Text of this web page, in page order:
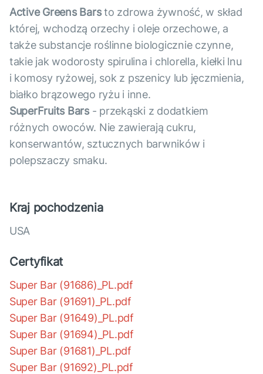
Active Greens Barsto zdrowa żywność, w skład
której, wchodzą orzechy i oleje orzechowe, a
także substancje roślinne biologicznie czynne,
takie jak wodorosty spirulina i chlorella, kiełki lnu
i komosy ryżowej, sok z pszenicy lub jęczmienia,
białko brązowego ryżu i inne.
SuperFruits Bars- przekąski z dodatkiem
różnych owoców. Nie zawierają cukru,
konserwantów, sztucznych barwników i
polepszaczy smaku.
Kraj pochodzenia
USA
Certyfikat
Super Bar (91686)_PL.pdf
Super Bar (91691)_PL.pdf
Super Bar (91649)_PL.pdf
Super Bar (91694)_PL.pdf
Super Bar (91681)_PL.pdf
Super Bar (91692)_PL.pdf